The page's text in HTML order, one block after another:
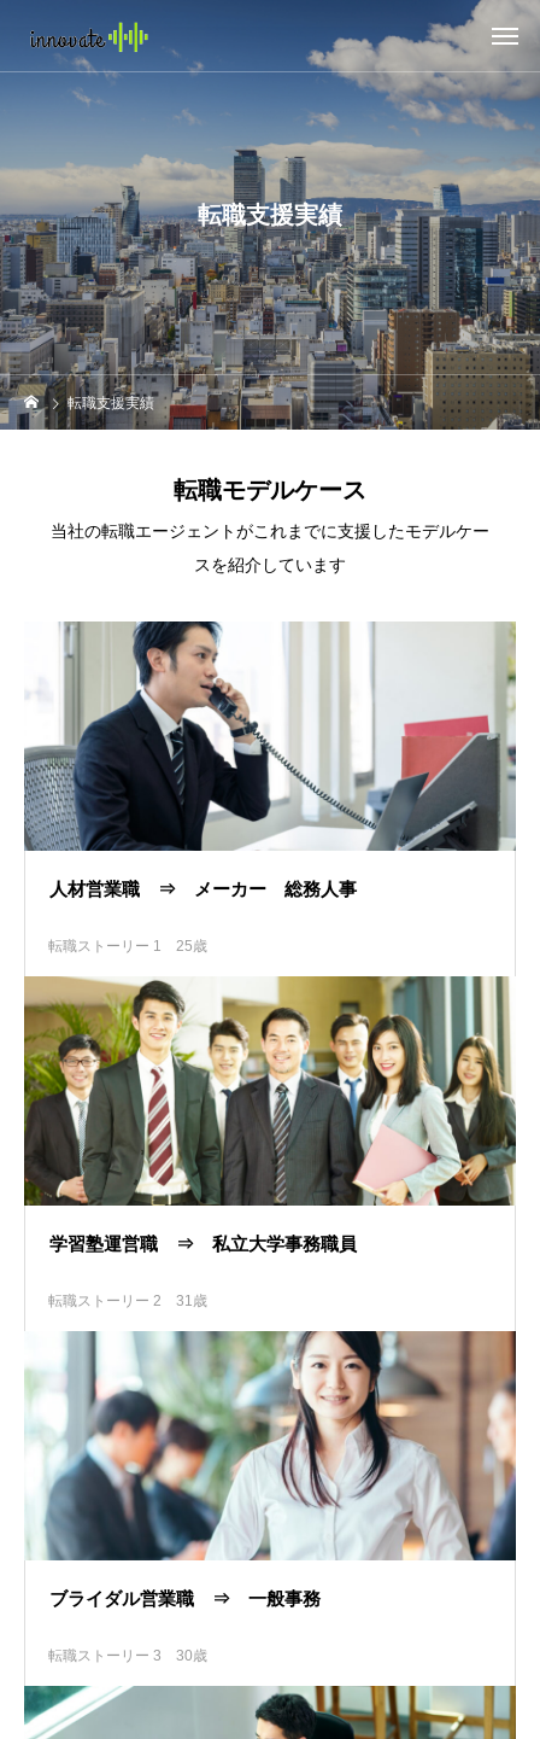
転職支援実績
転職支援実績
転職モデルケース
当社の転職エージェントがこれまでに支援したモデルケー
スを紹介しています
人材営業職 ⇒ メーカー 総務人事
転職ストーリー 1 25歳
学習塾運営職 ⇒ 私立大学事務職員
転職ストーリー 2 31歳
ブライダル営業職 ⇒ 一般事務
転職ストーリー 3 30歳